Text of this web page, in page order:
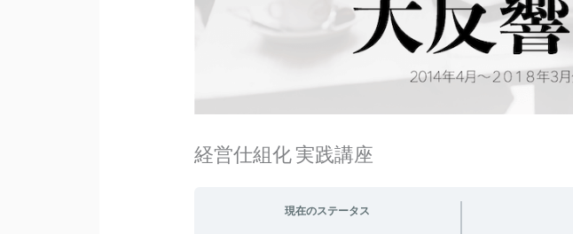
経営仕組化 実践講座
現在のステータス